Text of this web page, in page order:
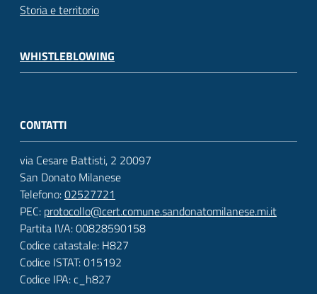
Storia e territorio
WHISTLEBLOWING
CONTATTI
via Cesare Battisti, 2 20097
San Donato Milanese
Telefono:02527721
PEC: protocollo@cert.comune.sandonatomilanese.mi.it
Partita IVA: 00828590158
Codice catastale: H827
Codice ISTAT: 015192
Codice IPA: c_h827